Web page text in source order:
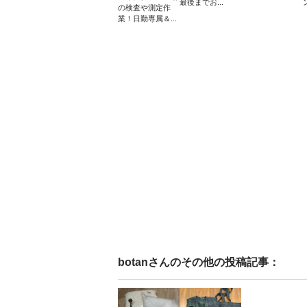
の検査や測定作
業！日勤専属＆...
最後までお...
botanさんのその他の投稿記事：